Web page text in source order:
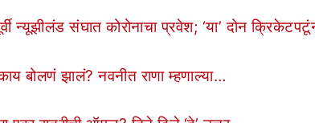
न्यूझीलंड संघात कोरोनाचा प्रवेश; ‘या’ दोन
बोलणं झालं? नवनीत राणा म्हणाल्या…